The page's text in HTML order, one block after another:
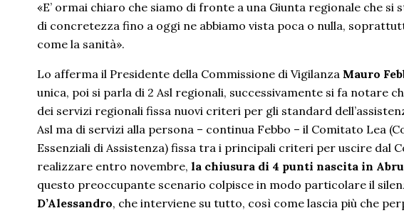
«E’ ormai chiaro che siamo di fronte a una Giunta regionale che
di concretezza fino a oggi ne abbiamo vista poca o nulla,
come la sanità».
Lo afferma il Presidente della Commissione di Vigilanza Mauro
unica, poi si parla di 2 Asl regionali, successivamente si fa notare
dei servizi regionali fissa nuovi criteri per gli standard
Asl ma di servizi alla persona – continua Febbo – il Comitato Lea
Essenziali di Assistenza) fissa tra i principali criteri per uscire dal
realizzare entro novembre, la chiusura di 4 punti nascita in
questo preoccupante scenario colpisce in modo particolare il
D’Alessandro, che interviene su tutto, così come lascia più che